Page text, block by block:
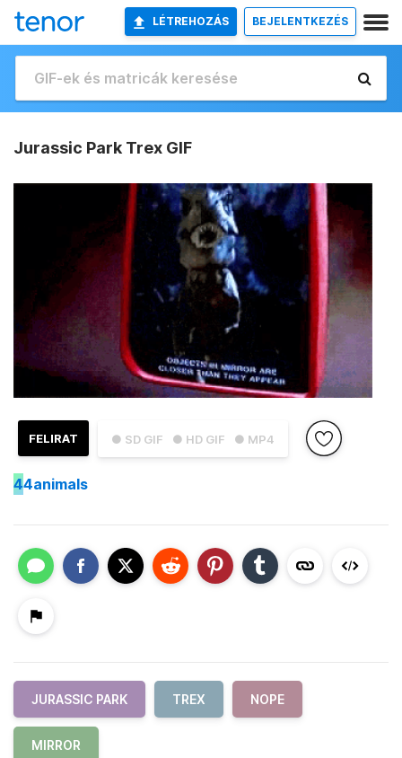
LÉTREHOZÁS BEJELENTKEZÉS
Jurassic Park Trex GIF
● SD GIF ● HD GIF ● MP4
FELIRAT
44animals
JURASSIC PARK TREX NOPE
MIRROR